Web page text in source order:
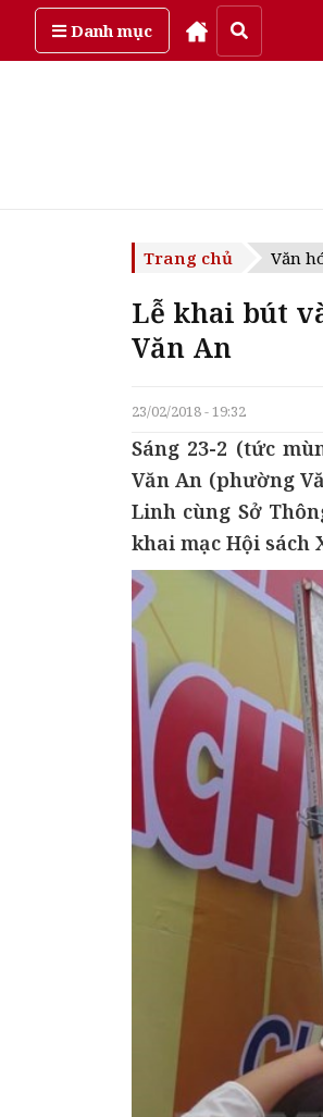
Danh mụcThứ sáu, ngày 7/08/2026
Trang chủ Văn
Lễ khai bút
Văn An
23/02/2018 - 19:32
Sáng 23-2 (tức
Văn An (phường
Linh cùng Sở
khai mạc Hội sách